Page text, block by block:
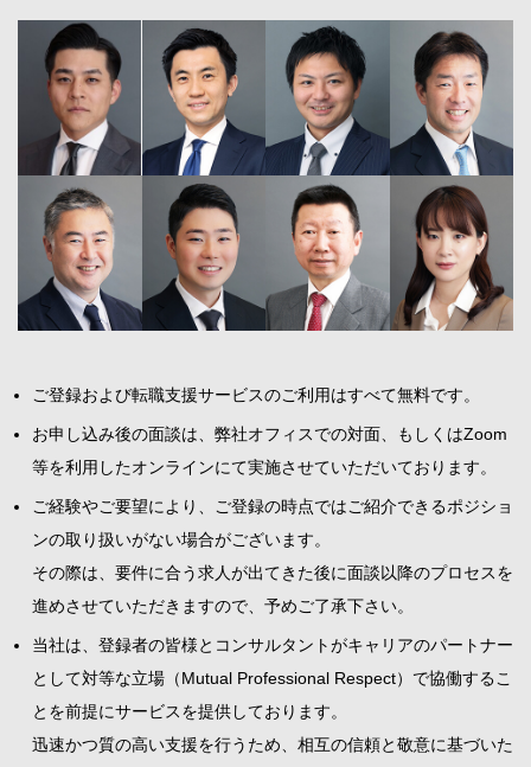
ご登録および転職支援サービスのご利用はすべて無料です。
お申し込み後の面談は、弊社オフィスでの対面、もしくはZoom
等を利用したオンラインにて実施させていただいております。
ご経験やご要望により、ご登録の時点ではご紹介できるポジショ
ンの取り扱いがない場合がございます。
その際は、要件に合う求人が出てきた後に面談以降のプロセスを
進めさせていただきますので、予めご了承下さい。
当社は、登録者の皆様とコンサルタントがキャリアのパートナー
として対等な立場（Mutual Professional Respect）で協働するこ
とを前提にサービスを提供しております。
迅速かつ質の高い支援を行うため、相互の信頼と敬意に基づいた